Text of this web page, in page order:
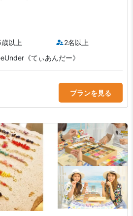
以上
2名以上
《てぃあんだー》
プランを見る